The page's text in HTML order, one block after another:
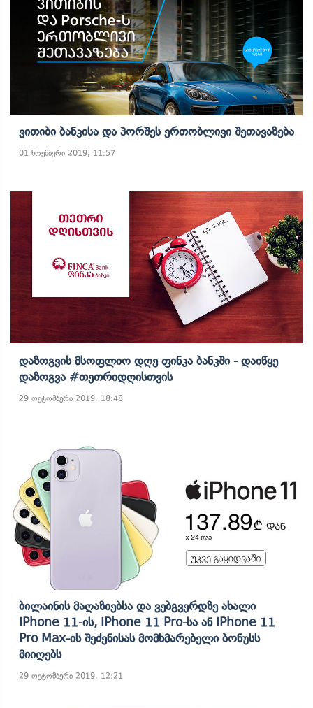
Ვითიბი Ბანკისა Და Პორშეს Ერთობლივი Შეთავაზება
01 ნოემბერი 2019, 11:57
Დაზოგვის Მსოფლიო Დღე Ფინკა Ბანკში - Დაიწყე
Დაზოგვა #თეთრიდღისთვის
29 ოქტომბერი 2019, 18:48
Ბილაინის Მაღაზიებსა Და Ვებგვერდზე Ახალი
IPhone 11-Ის, IPhone 11 Pro-Სა Ან IPhone 11
Pro Max-Ის Შეძენისას Მომხმარებელი Ბონუსს
Მიიღებს
29 ოქტომბერი 2019, 12:21